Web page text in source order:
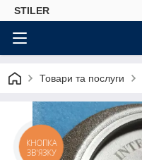
STILER
Товари та послуги
КНОПКА
ЗВ'ЯЗКУ